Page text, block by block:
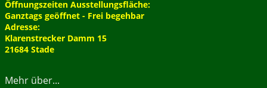
Öffnungszeiten Ausstellungsfläche:
Ganztags geöffnet - Frei begehbar
Adresse:
Klarenstrecker Damm 15
21684 Stade
Mehr über...